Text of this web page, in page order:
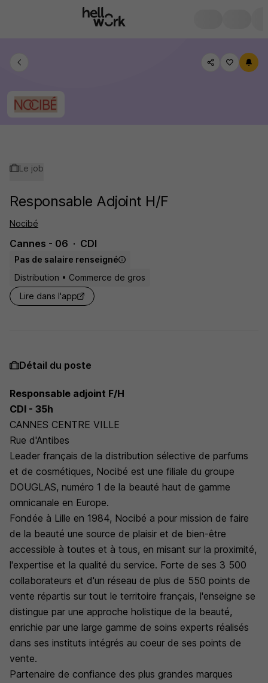
Le job
Responsable Adjoint H/F
Nocibé
Cannes - 06 CDI
Pas de salaire renseigné
Distribution • Commerce de gros
Lire dans l'app
Détail du poste
Responsable adjoint F/H
CDI - 35h
CANNES CENTRE VILLE
Rue d'Antibes
Leader français de la distribution sélective de parfums
et de cosmétiques, Nocibé est une filiale du groupe
DOUGLAS, numéro 1 de la beauté haut de gamme
omnicanale en Europe.
Fondée à Lille en 1984, Nocibé a pour mission de faire
de la beauté une source de plaisir et de bien-être
accessible à toutes et à tous, en misant sur la proximité,
l'expertise et la qualité du service. Forte de ses 3 500
collaborateurs et d'un réseau de plus de 550 points de
vente répartis sur tout le territoire français, l'enseigne se
distingue par une approche holistique de la beauté,
enrichie par une large gamme de soins experts réalisés
dans ses instituts intégrés au coeur de ses points de
vente.
Partenaire de confiance des plus grandes marques